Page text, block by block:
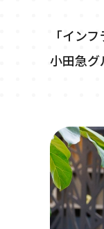
「イン
小田急グ